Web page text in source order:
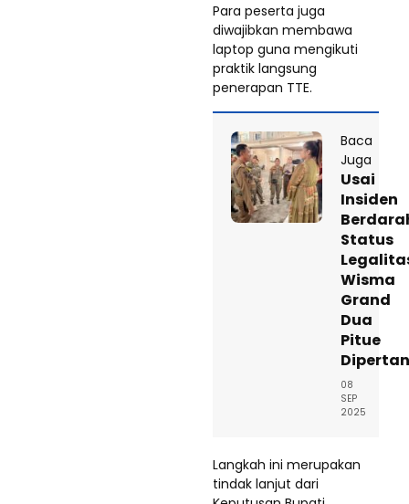
Para peserta juga
diwajibkan membawa
laptop guna mengikuti
praktik langsung
penerapan TTE.
Baca
Juga
Usai
Insiden
Status
Wisma
Grand
Dua
Pitue
08
SEP
2025
Langkah ini merupakan
tindak lanjut dari